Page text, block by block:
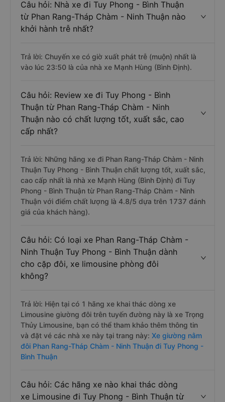
Câu hỏi: Nhà xe đi Tuy Phong - Bình Thuận
từ Phan Rang-Tháp Chàm - Ninh Thuận nào
khởi hành trễ nhất?
Trả lời: Chuyến xe có giờ xuất phát trễ (muộn) nhất là
vào lúc 23:50 là của nhà xe Mạnh Hùng (Bình Định).
Câu hỏi: Review xe đi Tuy Phong - Bình
Thuận từ Phan Rang-Tháp Chàm - Ninh
Thuận nào có chất lượng tốt, xuất sắc, cao
cấp nhất?
Trả lời: Những hãng xe đi Phan Rang-Tháp Chàm - Ninh
Thuận Tuy Phong - Bình Thuận chất lượng tốt, xuất sắc,
cao cấp nhất là nhà xe Mạnh Hùng (Bình Định) đi Tuy
Phong - Bình Thuận từ Phan Rang-Tháp Chàm - Ninh
Thuận với điểm chất lượng là 4.8/5 dựa trên 1737 đánh
giá của khách hàng).
Câu hỏi: Có loại xe Phan Rang-Tháp Chàm -
Ninh Thuận Tuy Phong - Bình Thuận dành
cho cặp đôi, xe limousine phòng đôi
không?
Trả lời: Hiện tại có 1 hãng xe khai thác dòng xe
Limousine giường đôi trên tuyến đường này là xe Trọng
Thủy Limousine, bạn có thể tham khảo thêm thông tin
và đặt vé các nhà xe này tại trang này: Xe giường nằm
đôi Phan Rang-Tháp Chàm - Ninh Thuận đi Tuy Phong -
Bình Thuận
Câu hỏi: Các hãng xe nào khai thác dòng
xe Limousine đi Tuy Phong - Bình Thuận từ